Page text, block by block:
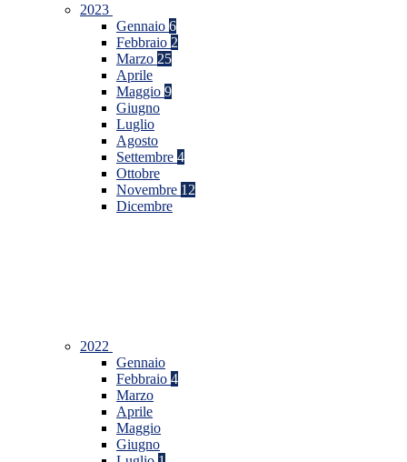
2023
Gennaio 6
Febbraio 2
Marzo 25
Aprile
Maggio 9
Giugno
Luglio
Agosto
Settembre 4
Ottobre
Novembre 12
Dicembre
2022
Gennaio
Febbraio 4
Marzo
Aprile
Maggio
Giugno